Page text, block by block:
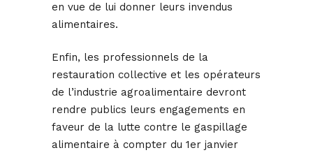
en vue de lui donner leurs invendus
alimentaires.
Enfin, les professionnels de la
restauration collective et les opérateurs
de l’industrie agroalimentaire devront
rendre publics leurs engagements en
faveur de la lutte contre le gaspillage
alimentaire à compter du 1er janvier